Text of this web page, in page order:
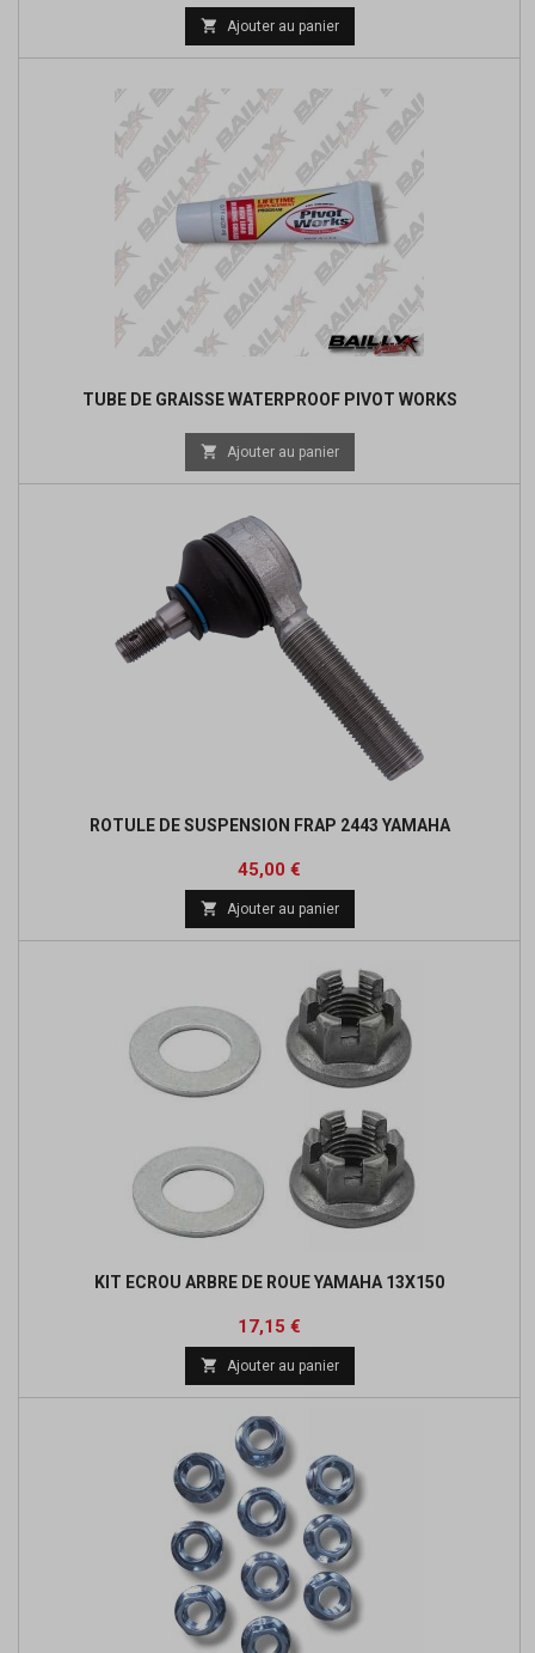
 Ajouter au panier
TUBE DE GRAISSE WATERPROOF PIVOT WORKS
 Ajouter au panier
ROTULE DE SUSPENSION FRAP 2443 YAMAHA
Prix
45,00 €
 Ajouter au panier
KIT ECROU ARBRE DE ROUE YAMAHA 13X150
Prix
17,15 €
 Ajouter au panier